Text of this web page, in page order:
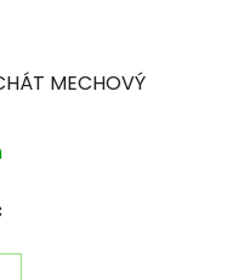
MECHOVÝ